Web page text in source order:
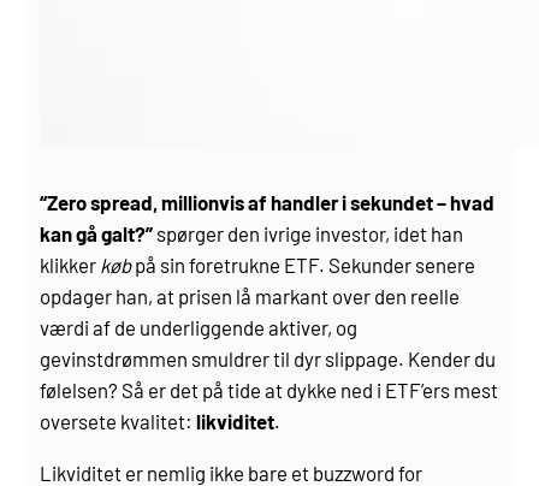
“Zero spread, millionvis af handler i sekundet – hvad
kan gå galt?” spørger den ivrige investor, idet han
klikker købpå sin foretrukne ETF. Sekunder senere
opdager han, at prisen lå markant over den reelle
værdi af de underliggende aktiver, og
gevinstdrømmen smuldrer til dyr slippage. Kender du
følelsen? Så er det på tide at dykke ned i ETF’ers mest
oversete kvalitet:likviditet.
Likviditet er nemlig ikke bare et buzzword for